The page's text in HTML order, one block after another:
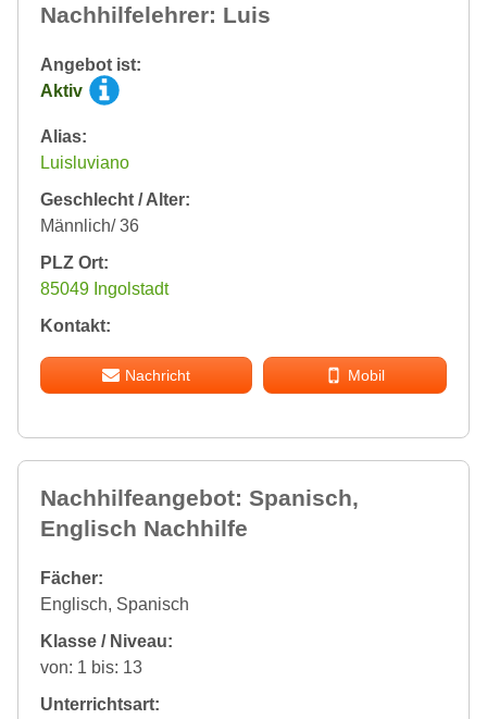
Nachhilfelehrer: Luis
Angebot ist:
Aktiv
Alias:
Luisluviano
Geschlecht / Alter:
Männlich/ 36
PLZ Ort:
85049 Ingolstadt
Kontakt:
Nachricht Mobil
Nachhilfeangebot: Spanisch,
Englisch Nachhilfe
Fächer:
Englisch, Spanisch
Klasse / Niveau:
von: 1 bis: 13
Unterrichtsart: